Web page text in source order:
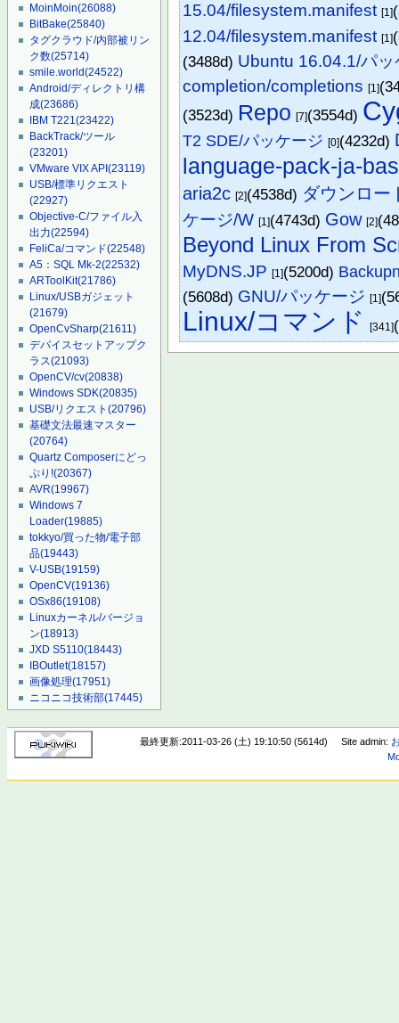
MoinMoin(26088)
BitBake(25840)
タグクラウド/内部被リン
ク数(25714)
smile.world(24522)
Android/ディレクトリ構
成(23686)
IBM T221(23422)
BackTrack/ツール
(23201)
VMware VIX API(23119)
USB/標準リクエスト
(22927)
Objective-C/ファイル入
出力(22594)
FeliCa/コマンド(22548)
A5：SQL Mk-2(22532)
ARToolKit(21786)
Linux/USBガジェット
(21679)
OpenCvSharp(21611)
デバイスセットアップク
ラス(21093)
OpenCV/cv(20838)
Windows SDK(20835)
USB/リクエスト(20796)
基礎文法最速マスター
(20764)
Quartz Composerにどっ
ぷり!(20367)
AVR(19967)
Windows 7
Loader(19885)
tokkyo/買った物/電子部
品(19443)
V-USB(19159)
OpenCV(19136)
OSx86(19108)
Linuxカーネル/バージョ
ン(18913)
JXD S5110(18443)
IBOutlet(18157)
画像処理(17951)
ニコニコ技術部(17445)
15.04/filesystem.manifest [1]
12.04/filesystem.manifest [1]
(3488d) Ubuntu 16.04.1/パッ
completion/completions [1]
(3523d) Repo [7](3554d)
T2 SDE/パッケージ [0](4232d)
language-pack-ja-
aria2c [2](4538d) ダウンロー
ケージ/W [1](4743d) Gow [2]
Beyond Linux From
MyDNS.JP [1](5200d)
(5608d) GNU/パッケージ [1]
Linux/コマンド [341]
最終更新:2011-03-26 (土) 19:10:50 (5614d) Site admin: